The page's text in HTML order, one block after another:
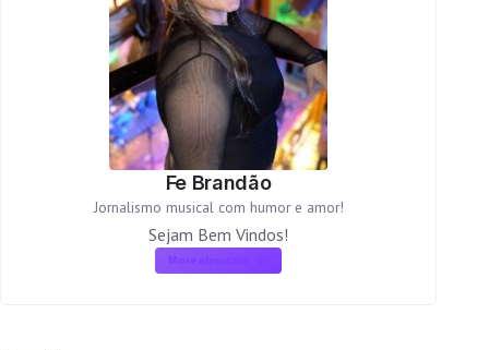
Fe Brandão
Jornalismo musical com humor e amor!
Sejam Bem Vindos!
More about me